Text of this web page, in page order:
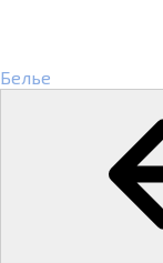
Белье